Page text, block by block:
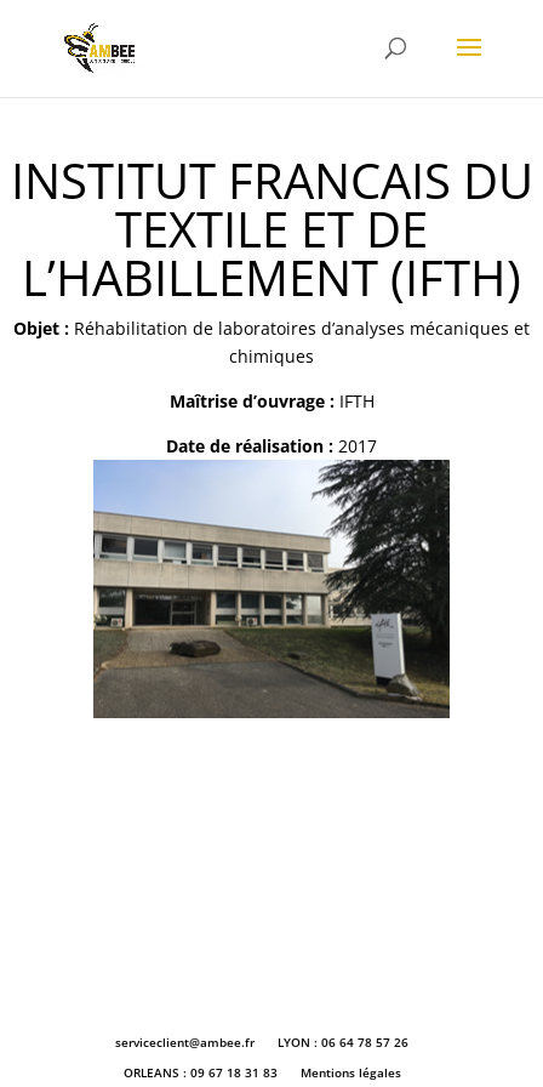
INSTITUT FRANCAIS DU
TEXTILE ET DE
L’HABILLEMENT (IFTH)
Objet : Réhabilitation de laboratoires d’analyses mécaniques et
chimiques
Maîtrise d’ouvrage :IFTH
Date de réalisation : 2017
serviceclient@ambee.fr
LYON : 06 64 78 57 26
ORLEANS : 09 67 18 31 83
Mentions légales